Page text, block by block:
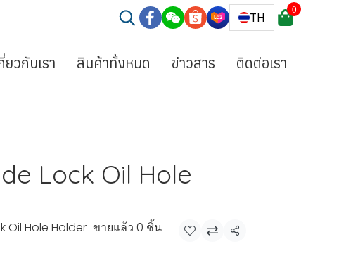
TH
0
ยวกับเรา สินค้าทั้งหมด ข่าวสาร ติดต่อเรา
Lock Oil Hole
Oil Hole Holder ขายแล้ว 0 ชิ้น
แชร์